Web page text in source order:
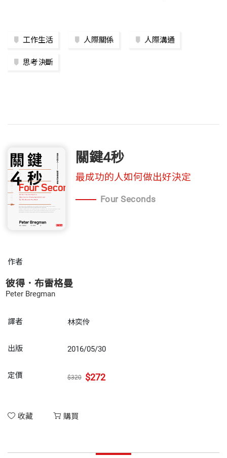
工作生活 人際關係 人際溝通
思考決斷
關鍵4秒
最成功的人如何做出好決定
Four Seconds
作者
彼得．布雷格曼
Peter Bregman
譯者 林奕伶
出版 2016/05/30
定價 $320 $272
收藏 購買